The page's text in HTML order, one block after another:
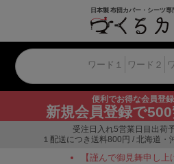
便利でお得な会員登
新規会員登録で
受注日入れ5営業日目出荷
１配送につき送料800円 / 北海道・
【謹んで御見舞申し